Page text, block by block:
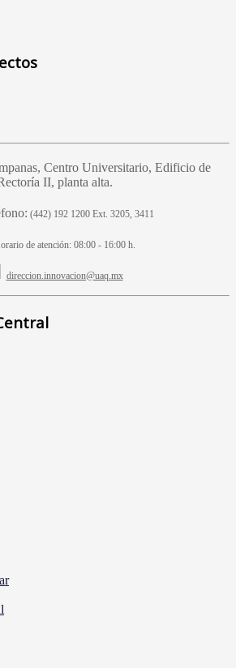
Centro Universitario, Edificio de
II, planta alta.
(442) 192 1200 Ext. 3205, 3411
de atención:08:00 - 16:00 h.
direccion.innovacion@uaq.mx